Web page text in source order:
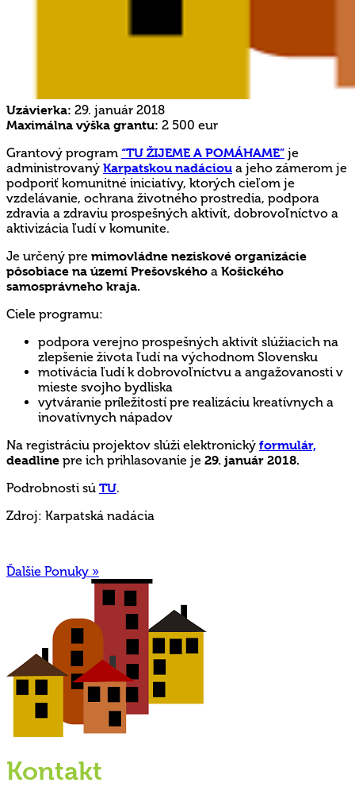
Uzávierka: 29. január 2018
Maximálna výška grantu: 2 500 eur
Grantový program “TU ŽIJEME A POMÁHAME” je
administrovaný Karpatskou nadáciou a jeho zámerom je
podporiť komunitné iniciatívy, ktorých cieľom je
vzdelávanie, ochrana životného prostredia, podpora
zdravia a zdraviu prospešných aktivít, dobrovoľníctvo a
aktivizácia ľudí v komunite.
Je určený pre mimovládne neziskové organizácie
pôsobiace na území Prešovského a Košického
samosprávneho kraja.
Ciele programu:
podpora verejno prospešných aktivít slúžiacich na
zlepšenie života ľudí na východnom Slovensku
motivácia ľudí k dobrovoľníctvu a angažovanosti v
mieste svojho bydliska
vytváranie príležitostí pre realizáciu kreatívnych a
inovatívnych nápadov
Na registráciu projektov slúži elektronický formulár,
deadline pre ich prihlasovanie je 29. január 2018.
Podrobnosti sú TU.
Zdroj: Karpatská nadácia
Ďalšie Ponuky »
Kontakt